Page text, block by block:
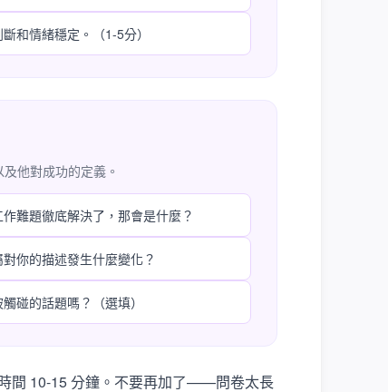
和情緒穩定。（1-5分）
他對成功的定義。
難題徹底解決了，那會是什麼？
你的描述發生什麼變化？
碰的話題嗎？（選填）
間 10-15 分鐘。不要再加了——問卷太長